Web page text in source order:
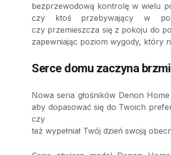
bezprzewodową kontrolę w wielu
czy ktoś przebywający w
czy przemieszcza się z pokoju do
zapewniając poziom wygody, który
Serce domu zaczyna
Nowa seria głośników Denon
aby dopasować się do Twoich
czy
też wypełniał Twój dzień swoją